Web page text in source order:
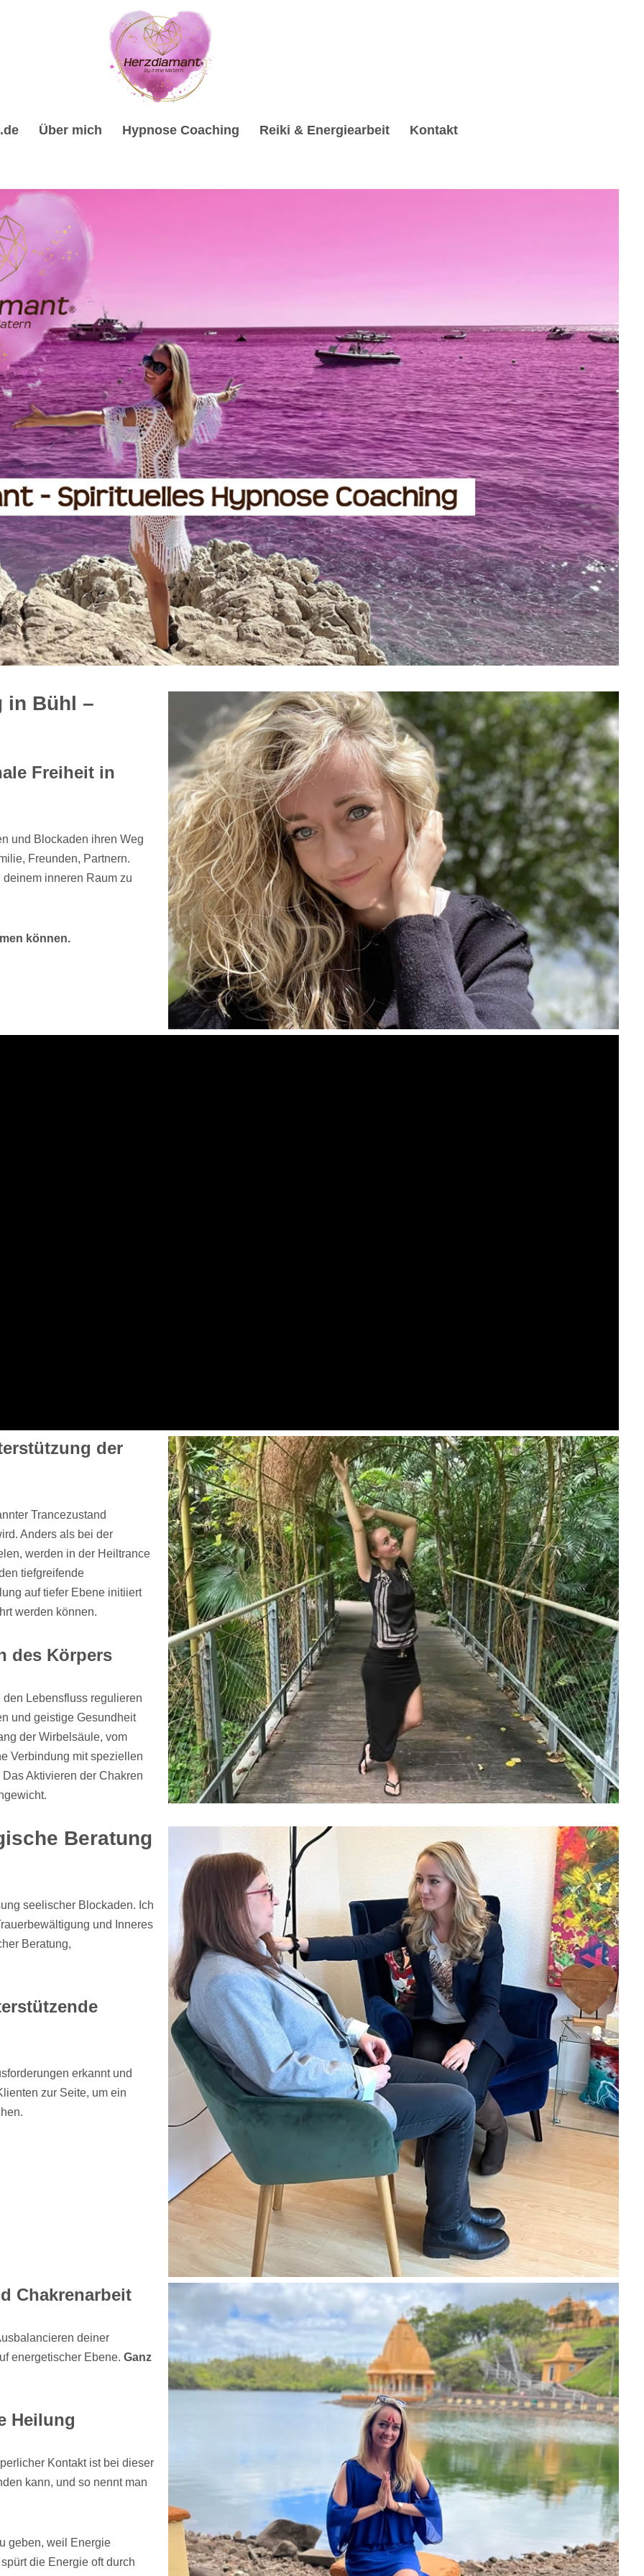
Über mich Hypnose Coaching Reiki & Energiearbeit Kontakt
Psychologische Beratung, Spirituelle Trauerverarbeitung & Trauerhilfe, Reiki & Energiearbeit,
& Trauerhilfe, ✔️ Energiearbeit & Reiki, ✔️ Hypnose, ✔️ Psychologische Beratung und ✔️ Spirituelles
Hypnose-Coach & psychologische Beraterin. Ich bin bereit für Deine Aufgaben ✉.
in Bühl –
Freiheit in
und Blockaden ihren Weg
Freunden, Partnern.
inneren Raum zu
können.
der
Trancezustand
Anders als bei der
werden in der Heiltrance
tiefgreifende
auf tiefer Ebene initiiert
werden können.
des Körpers
Lebensfluss regulieren
und geistige Gesundheit
der Wirbelsäule, vom
Verbindung mit speziellen
Aktivieren der Chakren
Beratung
seelischer Blockaden. Ich
und Inneres
Beratung,
erkannt und
zur Seite, um ein
Chakrenarbeit
deiner
energetischer Ebene. Ganz
Heilung
Kontakt ist bei dieser
kann, und so nennt man
geben, weil Energie
die Energie oft durch